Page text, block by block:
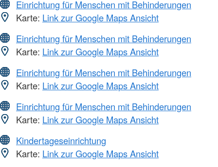
Einrichtung für Menschen mit Behinderungen
Karte: Link zur Google Maps Ansicht
Einrichtung für Menschen mit Behinderungen
Karte: Link zur Google Maps Ansicht
Einrichtung für Menschen mit Behinderungen
Karte: Link zur Google Maps Ansicht
Einrichtung für Menschen mit Behinderungen
Karte: Link zur Google Maps Ansicht
Kindertageseinrichtung
Karte: Link zur Google Maps Ansicht